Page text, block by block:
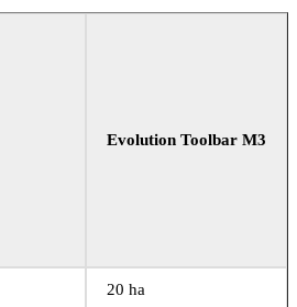
Evolution Toolbar M3
20 ha